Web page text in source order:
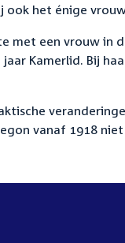
ook het énige
met een vrouw in
Kamerlid. Bij
vanaf 1918 niet